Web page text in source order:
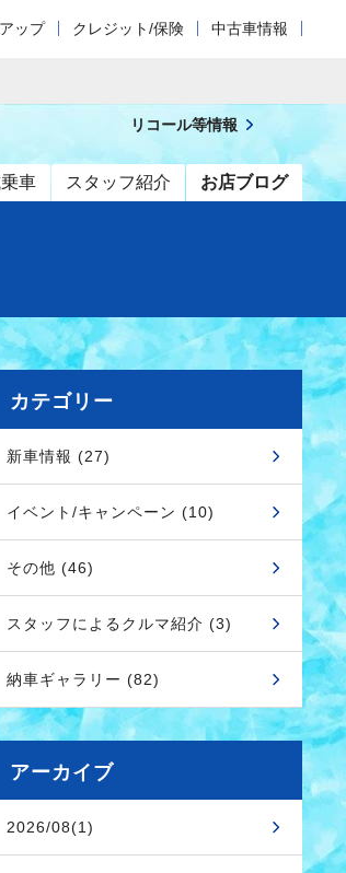
ップ クレジット/保険 中古車情報
車 スタッフ紹介 お店ブログ
リコール等情報
カテゴリー
新車情報 (27)
イベント/キャンペーン (10)
その他 (46)
スタッフによるクルマ紹介 (3)
納車ギャラリー (82)
アーカイブ
2026/08(1)